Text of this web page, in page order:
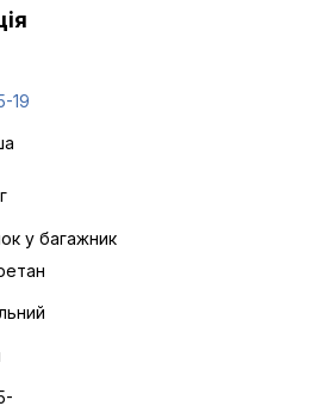
19
у багажник